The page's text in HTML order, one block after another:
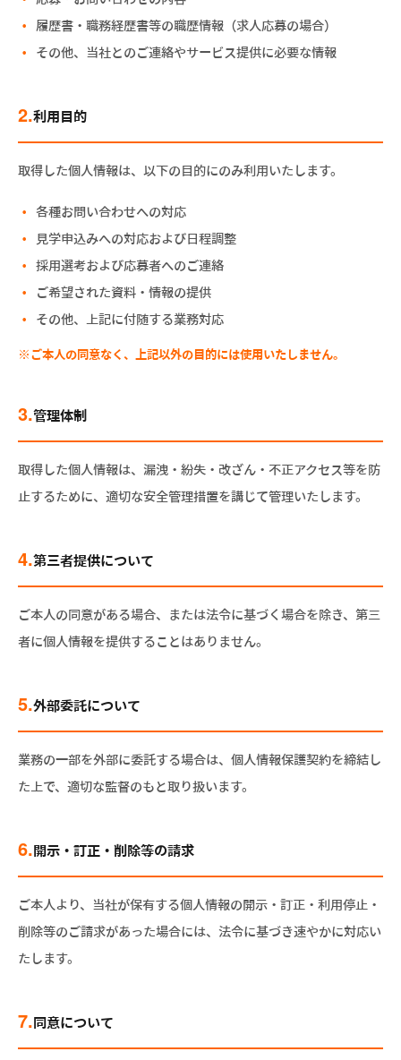
履歴書・職務経歴書等の職歴情報（求人応募の場合）
その他、当社とのご連絡やサービス提供に必要な情報
2.利用目的
取得した個人情報は、以下の目的にのみ利用いたします。
各種お問い合わせへの対応
見学申込みへの対応および日程調整
採用選考および応募者へのご連絡
ご希望された資料・情報の提供
その他、上記に付随する業務対応
※ご本人の同意なく、上記以外の目的には使用いたしません。
3.管理体制
取得した個人情報は、漏洩・紛失・改ざん・不正アクセス等を防
止するために、適切な安全管理措置を講じて管理いたします。
4.第三者提供について
ご本人の同意がある場合、または法令に基づく場合を除き、第三
者に個人情報を提供することはありません。
5.外部委託について
業務の一部を外部に委託する場合は、個人情報保護契約を締結し
た上で、適切な監督のもと取り扱います。
6. 開示・訂正・削除等の請求
ご本人より、当社が保有する個人情報の開示・訂正・利用停止・
削除等のご請求があった場合には、法令に基づき速やかに対応い
たします。
7. 同意について